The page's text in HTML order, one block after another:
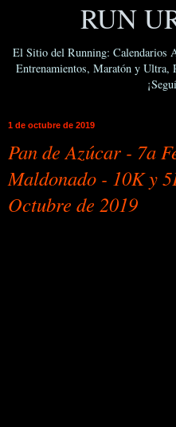
RUN
El Sitio del Running: Calendarios
Entrenamientos, Maratón y
1 de octubre de 2019
Pan de Azúcar - 7a
Maldonado - 10K y
Octubre de 2019